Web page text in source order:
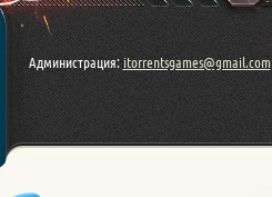
Администрация:itorrentsgames@gmail.com